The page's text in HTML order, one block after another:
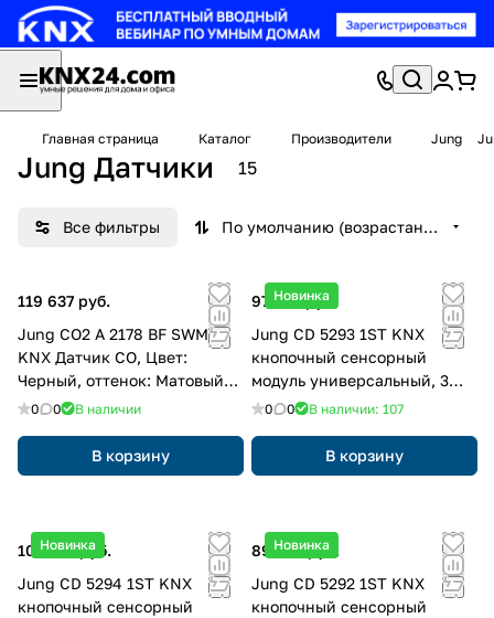
Главная страница Каталог Производители Jung
Jung Датчики 15
Все фильтры По умолчанию (возрастание)
119 637 руб.
Jung CO2 A 2178 BF SWM
KNX Датчик CO, Цвет:
Черный, оттенок: Матовый
графит
0 0 В наличии
В корзину
Новинка
97 109 руб.
Jung CD 5293 1ST KNX
кнопочный сенсорный
модуль универсальный, 3
группы, F50, Серия CD,
0 0 В наличии: 107
В корзину
Новинка
103 827 руб.
Jung CD 5294 1ST KNX
кнопочный сенсорный
Новинка
89 768 руб.
Jung CD 5292 1ST KNX
кнопочный сенсорный